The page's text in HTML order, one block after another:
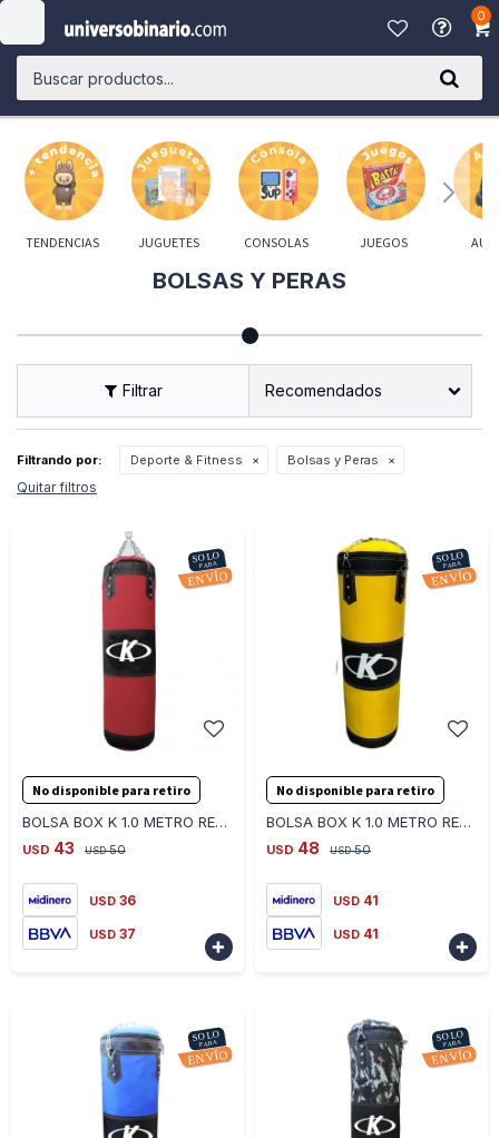
0
TENDENCIAS JUGUETES CONSOLAS JUEGOS
BOLSAS Y PERAS
Recomendados
Filtrando por: Deporte & Fitness Bolsas y Peras
Quitar filtros
No disponible para retiro
BOLSA BOX K 1.0 METRO RELLENA 14 KG + CADENA BBR15 - ROJO
USD 43 USD 50
USD 36
USD 37

No disponible para retiro
BOLSA BOX K 1.0 METRO RELLENA 14 KG + CADENA BBR15 - AMARILLO
USD 48 USD 50
USD 41
USD 41
